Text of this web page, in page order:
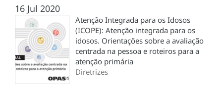
16 Jul 2020
Atenção Integrada para os Idosos
(ICOPE): Atenção integrada para os
idosos. Orientações sobre a avaliação
centrada na pessoa e roteiros para a
atenção primária
Diretrizes